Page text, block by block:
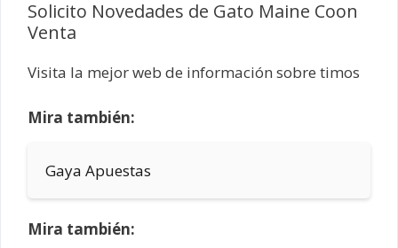
Solicito Novedades de Gato Maine Coon
Venta
Visita la mejor web de información sobre timos
Mira también:
Gaya Apuestas
Mira también: